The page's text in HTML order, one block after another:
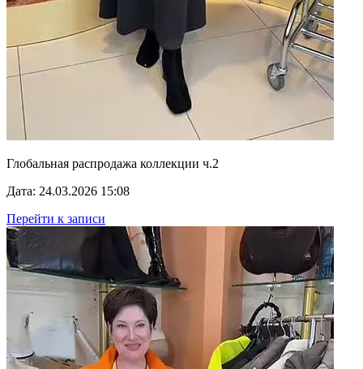
Глобальная распродажа коллекции ч.2
Дата: 24.03.2026 15:08
Перейти к записи